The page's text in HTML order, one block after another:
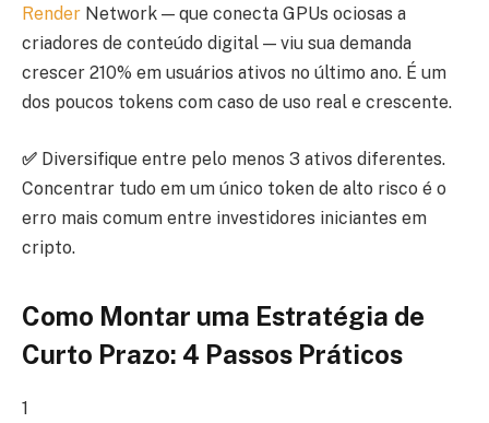
Render Network — que conecta GPUs ociosas a
criadores de conteúdo digital — viu sua demanda
crescer 210% em usuários ativos no último ano. É um
dos poucos tokens com caso de uso real e crescente.
✅ Diversifique entre pelo menos 3 ativos diferentes.
Concentrar tudo em um único token de alto risco é o
erro mais comum entre investidores iniciantes em
cripto.
Como Montar uma Estratégia de
Curto Prazo: 4 Passos Práticos
1